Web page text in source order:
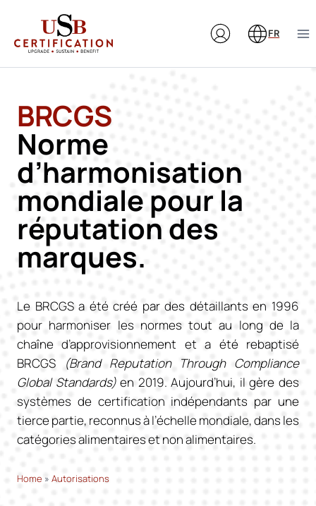
contenu
FR
BRCGS
Norme
d’harmonisation
mondiale pour la
réputation des
marques.
Le BRCGS a été créé par des détaillants en 1996
pour harmoniser les normes tout au long de la
chaîne d’approvisionnement et a été rebaptisé
BRCGS
(Brand Reputation Through Compliance
Global Standards)en 2019. Aujourd’hui, il gère des
systèmes de certification indépendants par une
tierce partie, reconnus à l’échelle mondiale, dans les
catégories alimentaires et non alimentaires.
Home » Autorisations